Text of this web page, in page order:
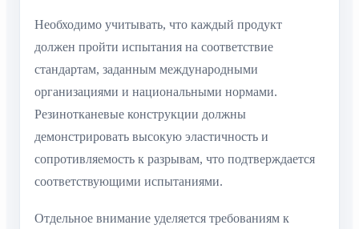
Необходимо учитывать, что каждый продукт
должен пройти испытания на соответствие
стандартам, заданным международными
организациями и национальными нормами.
Резинотканевые конструкции должны
демонстрировать высокую эластичность и
сопротивляемость к разрывам, что подтверждается
соответствующими испытаниями.
Отдельное внимание уделяется требованиям к